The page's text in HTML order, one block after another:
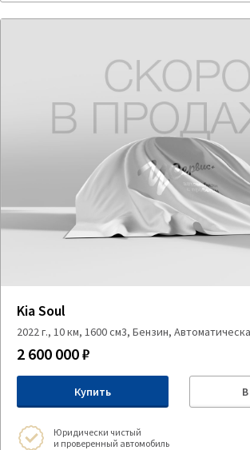
Kia Soul
2022 г., 10 км, 1600 см3, Бензин,
2 600 000 ₽
Купить
Юридически чистый
и проверенный автомобиль